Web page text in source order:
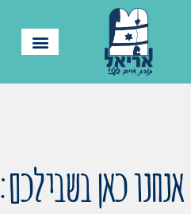
אנחנו כאן בשבילכם: